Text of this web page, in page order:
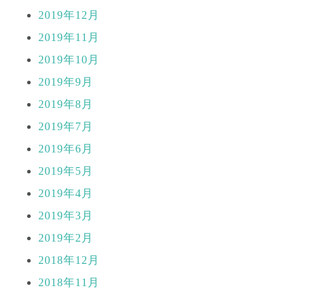
2019年12月
2019年11月
2019年10月
2019年9月
2019年8月
2019年7月
2019年6月
2019年5月
2019年4月
2019年3月
2019年2月
2018年12月
2018年11月